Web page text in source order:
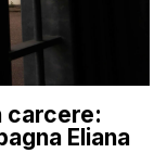
carcere:
Eliana